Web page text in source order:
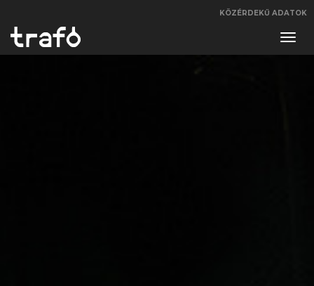
KÖZÉRDEKŰ ADATOK